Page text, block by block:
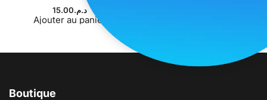
د.م.15.00
Ajouter au panier
Boutique